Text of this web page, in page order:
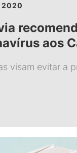
2020
aos
visam evitar a